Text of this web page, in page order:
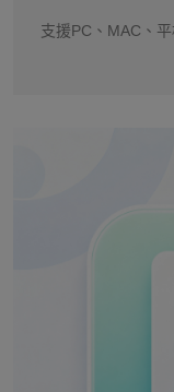
支援PC、MAC、